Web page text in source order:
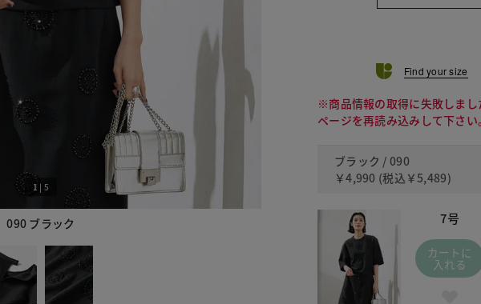
090 ブラック 090
1 | 5
Find your size
※商品情報の取得に失敗しまし
ページを再読み込みして下さい。
ブラック / 090
￥4,990 (税込 ￥5,489)
7号
カートに
入れる